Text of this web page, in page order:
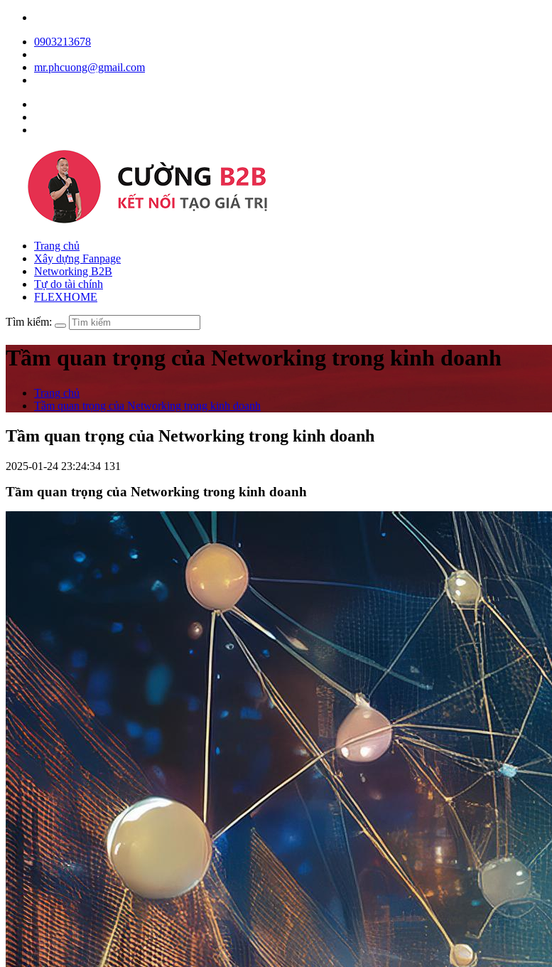
0903213678
mr.phcuong@gmail.com
Trang chủ
Xây dựng Fanpage
Networking B2B
Tự do tài chính
FLEXHOME
Tìm kiếm:
Tầm quan trọng của Networking trong kinh doanh
Trang chủ
Tầm quan trọng của Networking trong kinh doanh
Tầm quan trọng của Networking trong kinh doanh
2025-01-24 23:24:34 131
Tầm quan trọng của Networking trong kinh doanh